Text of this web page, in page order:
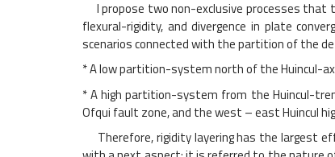
I propose two non-exclusive processes that
flexural-rigidity, and divergence in plate
scenarios connected with the partition of the
* A low partition-system north of the Huincul-
* A high partition-system from the Huincul-
Ofqui fault zone, and the west – east Huincul
Therefore, rigidity layering has the largest